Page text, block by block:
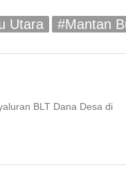
Utara #Mantan
BLT Dana Desa di